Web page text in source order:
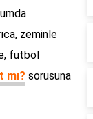
zeminle
futbol
mı? sorusuna